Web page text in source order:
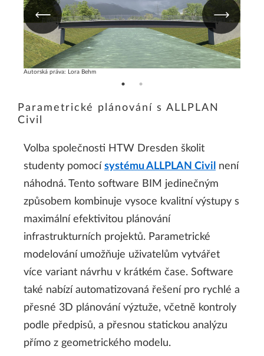
Autorská práva: Lora Behm
Parametrické plánování s ALLPLAN
Civil
Volba společnosti HTW Dresden školit
studenty pomocí systému ALLPLAN Civil
není
náhodná. Tento software BIM jedinečným
způsobem kombinuje vysoce kvalitní výstupy s
maximální efektivitou plánování
infrastrukturních projektů. Parametrické
modelování umožňuje uživatelům vytvářet
více variant návrhu v krátkém čase. Software
také nabízí automatizovaná řešení pro rychlé a
přesné 3D plánování výztuže, včetně kontroly
podle předpisů, a přesnou statickou analýzu
přímo z geometrického modelu.